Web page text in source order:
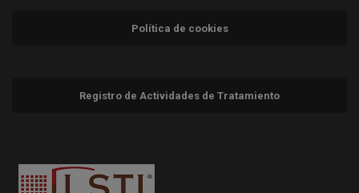
Política de cookies
Registro de Actividades de Tratamiento